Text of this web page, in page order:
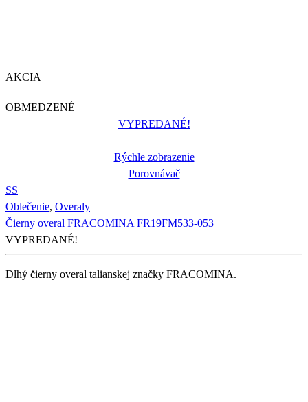
AKCIA
OBMEDZENÉ
VYPREDANÉ!
Rýchle zobrazenie
Porovnávač
SS
Oblečenie, Overaly
Čierny overal FRACOMINA FR19FM533-053
VYPREDANÉ!
Dlhý čierny overal talianskej značky FRACOMINA.